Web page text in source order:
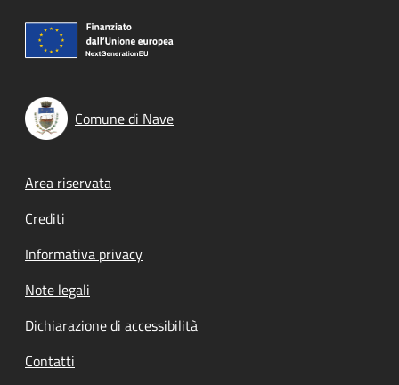
Comune di Nave
Footer menu
Area riservata
Crediti
Informativa privacy
Note legali
Dichiarazione di accessibilità
Contatti